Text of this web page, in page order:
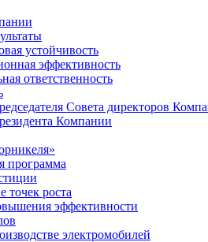
устойчивость
эффективность
ответственность
Совета директоров
Компании
программа
точек роста
эффективности
электромобилей